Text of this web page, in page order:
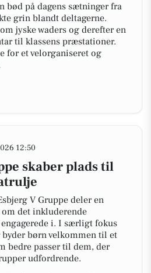
bød på dagens sætninger fra
grin blandt deltagerne.
jyske waders og derefter en
til klassens præstationer.
for et velorganiseret og
12:50
skaber plads til
V Gruppe deler en
det inkluderende
i. I særligt fokus
børn velkommen til et
bedre passer til dem, der
udfordrende.